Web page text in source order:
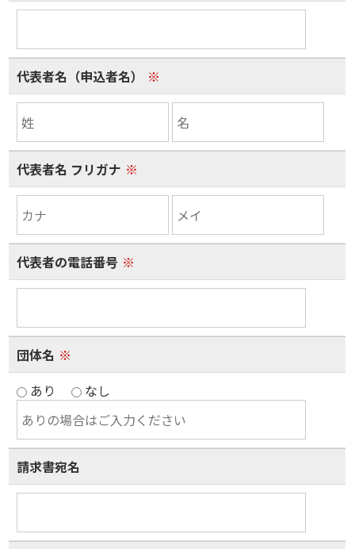
代表者名（申込者名） ※
代表者名 フリガナ ※
代表者の電話番号 ※
団体名 ※
あり
なし
請求書宛名